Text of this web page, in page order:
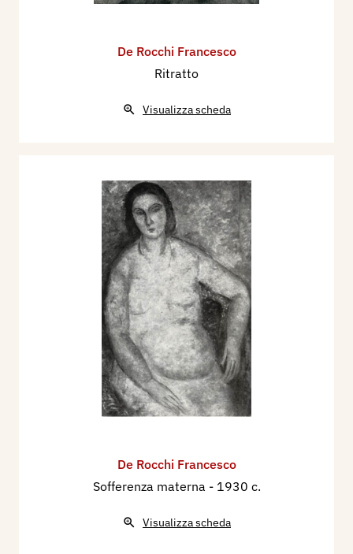
De Rocchi Francesco
Ritratto
Visualizza scheda
De Rocchi Francesco
Sofferenza materna - 1930 c.
Visualizza scheda